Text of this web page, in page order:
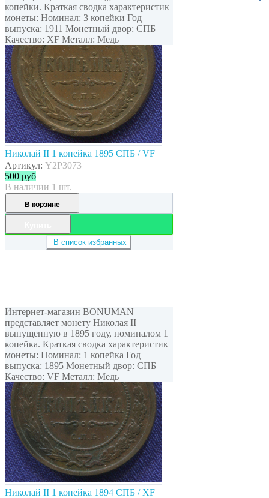
копейки. Краткая сводка характеристик
монеты: Номинал: 3 копейки Год
выпуска: 1911 Монетный двор: СПБ
Качество: XF Металл: Медь
Николай II 1 копейка 1895 СПБ / VF
Артикул: Y2P3073
500 руб
В наличии 1 шт.
В корзине
В список избранных
Интернет-магазин BONUMAN
представляет монету Николая II
выпущенную в 1895 году, номиналом 1
копейка. Краткая сводка характеристик
монеты: Номинал: 1 копейка Год
выпуска: 1895 Монетный двор: СПБ
Качество: VF Металл: Медь
Николай II 1 копейка 1894 СПБ / XF